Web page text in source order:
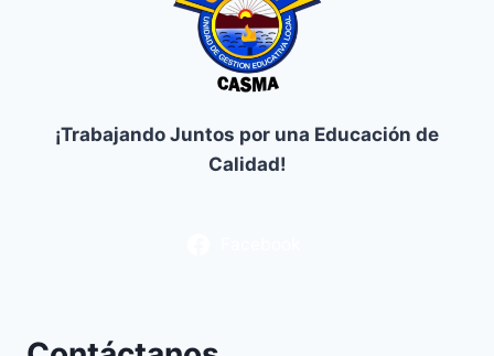
¡Trabajando Juntos por una Educación de
Calidad!